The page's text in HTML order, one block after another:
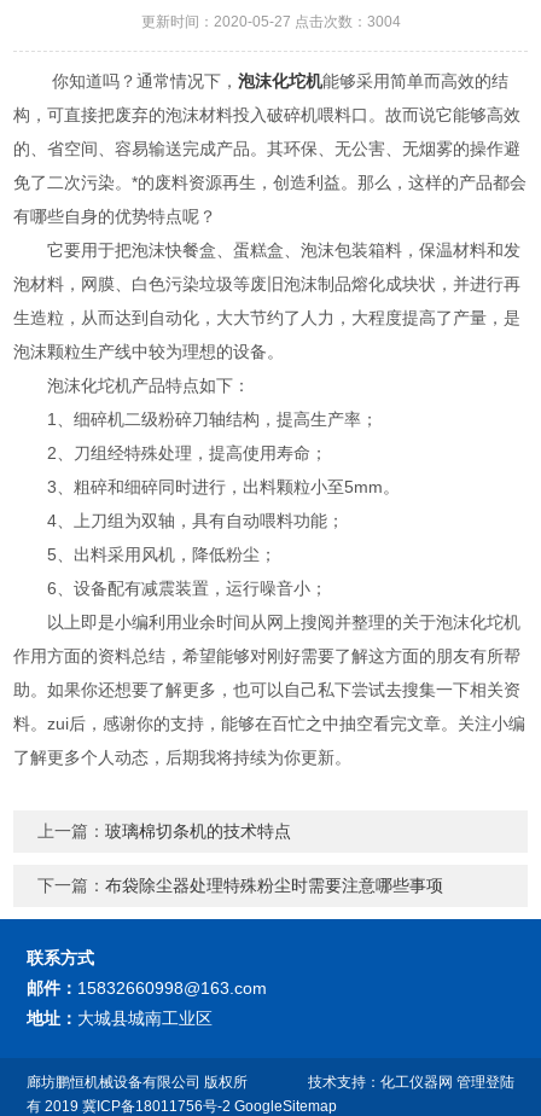
更新时间：2020-05-27 点击次数：3004
你知道吗？通常情况下，泡沫化坨机能够采用简单而高效的结
构，可直接把废弃的泡沫材料投入破碎机喂料口。故而说它能够高效
的、省空间、容易输送完成产品。其环保、无公害、无烟雾的操作避
免了二次污染。*的废料资源再生，创造利益。那么，这样的产品都会
有哪些自身的优势特点呢？
它要用于把泡沫快餐盒、蛋糕盒、泡沫包装箱料，保温材料和发
泡材料，网膜、白色污染垃圾等废旧泡沫制品熔化成块状，并进行再
生造粒，从而达到自动化，大大节约了人力，大程度提高了产量，是
泡沫颗粒生产线中较为理想的设备。
泡沫化坨机产品特点如下：
1、细碎机二级粉碎刀轴结构，提高生产率；
2、刀组经特殊处理，提高使用寿命；
3、粗碎和细碎同时进行，出料颗粒小至5mm。
4、上刀组为双轴，具有自动喂料功能；
5、出料采用风机，降低粉尘；
6、设备配有减震装置，运行噪音小；
以上即是小编利用业余时间从网上搜阅并整理的关于泡沫化坨机
作用方面的资料总结，希望能够对刚好需要了解这方面的朋友有所帮
助。如果你还想要了解更多，也可以自己私下尝试去搜集一下相关资
料。zui后，感谢你的支持，能够在百忙之中抽空看完文章。关注小编
了解更多个人动态，后期我将持续为你更新。
上一篇：玻璃棉切条机的技术特点
下一篇：布袋除尘器处理特殊粉尘时需要注意哪些事项
联系方式
邮件： 15832660998@163.com
地址： 大城县城南工业区
技术支持： 化工仪器网 管理登陆
廊坊鹏恒机械设备有限公司 版权所
有 2019冀ICP备18011756号-2 GoogleSitemap